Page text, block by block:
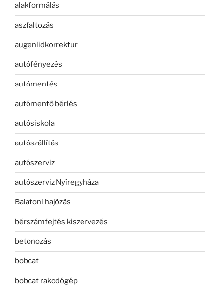
alakformálás
aszfaltozás
augenlidkorrektur
autófényezés
autómentés
autómentő bérlés
autósiskola
autószállítás
autószerviz
autószerviz Nyíregyháza
Balatoni hajózás
bérszámfejtés kiszervezés
betonozás
bobcat
bobcat rakodógép